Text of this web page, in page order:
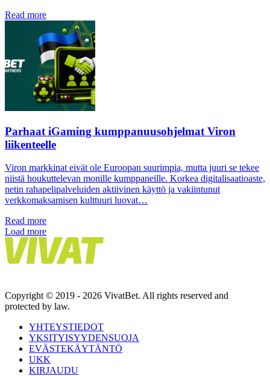
Read more
Parhaat iGaming kumppanuusohjelmat Viron
liikenteelle
Viron markkinat eivät ole Euroopan suurimpia, mutta juuri se tekee
niistä houkuttelevan monille kumppaneille. Korkea digitalisaatioaste,
netin rahapelipalveluiden aktiivinen käyttö ja vakiintunut
verkkomaksamisen kulttuuri luovat…
Read more
Load more
Copyright © 2019 - 2026 VivatBet. All rights reserved and
protected by law.
YHTEYSTIEDOT
YKSITYISYYDENSUOJA
EVÄSTEKÄYTÄNTÖ
UKK
KIRJAUDU